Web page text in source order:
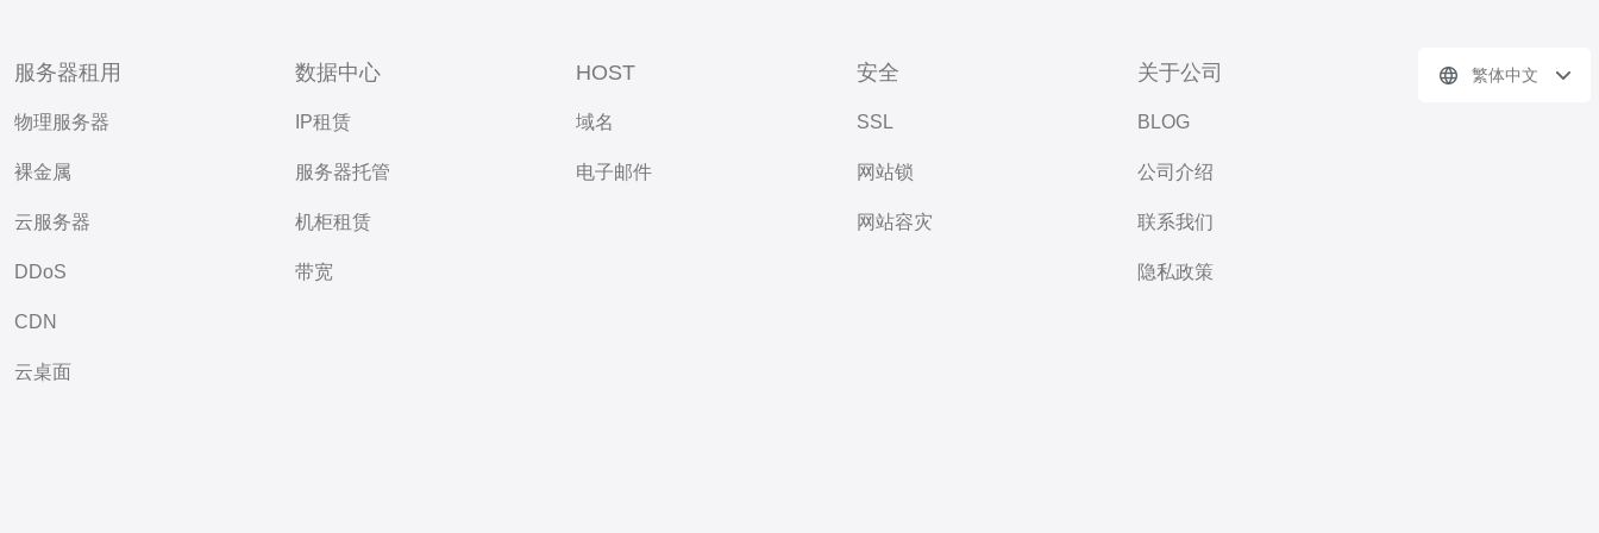
服务器租用
物理服务器
裸金属
云服务器
DDoS
CDN
云桌面
数据中心
IP租赁
服务器托管
机柜租赁
带宽
HOST
域名
电子邮件
安全
SSL
网站锁
网站容灾
关于公司
BLOG
公司介绍
联系我们
隐私政策
繁体中文